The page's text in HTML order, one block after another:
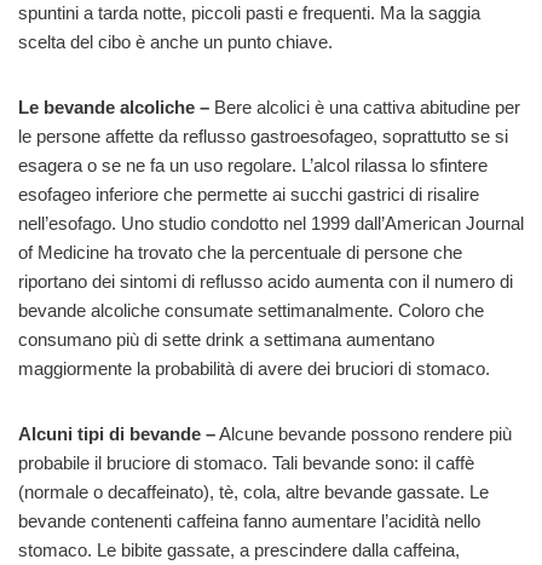
spuntini a tarda notte, piccoli pasti e frequenti. Ma la saggia
scelta del cibo è anche un punto chiave.
Le bevande alcoliche – Bere alcolici è una cattiva abitudine per
le persone affette da reflusso gastroesofageo, soprattutto se si
esagera o se ne fa un uso regolare. L’alcol rilassa lo sfintere
esofageo inferiore che permette ai succhi gastrici di risalire
nell’esofago. Uno studio condotto nel 1999 dall’American Journal
of Medicine ha trovato che la percentuale di persone che
riportano dei sintomi di reflusso acido aumenta con il numero di
bevande alcoliche consumate settimanalmente. Coloro che
consumano più di sette drink a settimana aumentano
maggiormente la probabilità di avere dei bruciori di stomaco.
Alcuni tipi di bevande –Alcune bevande possono rendere più
probabile il bruciore di stomaco. Tali bevande sono: il caffè
(normale o decaffeinato), tè, cola, altre bevande gassate. Le
bevande contenenti caffeina fanno aumentare l’acidità nello
stomaco. Le bibite gassate, a prescindere dalla caffeina,